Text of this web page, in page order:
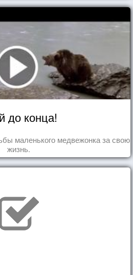
до конца!
маленького медвежонка за свою
жизнь.